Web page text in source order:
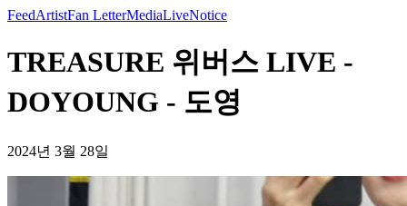
FeedArtistFan LetterMediaLiveNotice
TREASURE 위버스 LIVE -
DOYOUNG - 도영
2024년 3월 28일